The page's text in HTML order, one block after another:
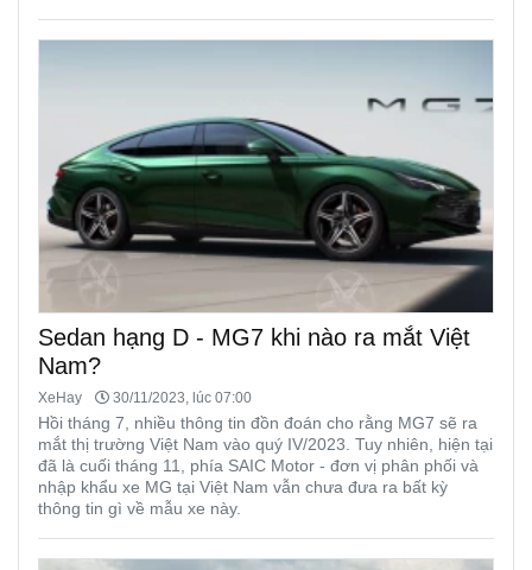
Sedan hạng D - MG7 khi nào ra mắt Việt
Nam?
XeHay 30/11/2023, lúc 07:00
Hồi tháng 7, nhiều thông tin đồn đoán cho rằng MG7 sẽ ra
mắt thị trường Việt Nam vào quý IV/2023. Tuy nhiên, hiện tại
đã là cuối tháng 11, phía SAIC Motor - đơn vị phân phối và
nhập khẩu xe MG tại Việt Nam vẫn chưa đưa ra bất kỳ
thông tin gì về mẫu xe này.